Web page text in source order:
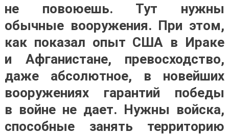
не повоюешь. Тут нужны
обычные вооружения. При этом,
как показал опыт США в Ираке
и Афганистане, превосходство,
даже абсолютное, в новейших
вооружениях гарантий победы
в войне не дает. Нужны войска,
способные занять территорию